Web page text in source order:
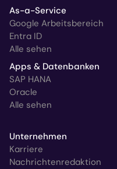
As-a-Service
Google Arbeitsbereich
Entra ID
Alle sehen
Apps & Datenbanken
SAP HANA
Oracle
Alle sehen
Unternehmen
Karriere
Nachrichtenredaktion